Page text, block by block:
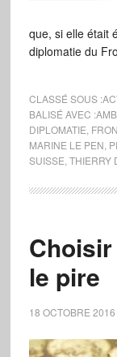
que, si elle était
diplomatie du
CLASSÉ SOUS :
BALISÉ AVEC :
DIPLOMATIE
MARINE LE PEN
SUISSE THIERRY
le pire
18 OCTOBRE 2016